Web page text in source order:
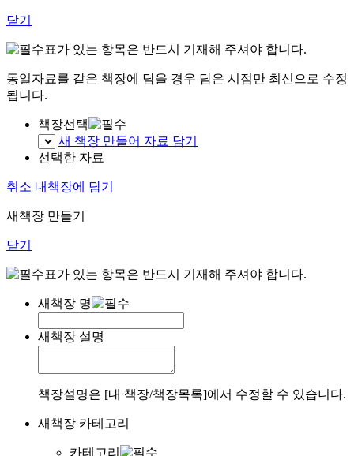
닫기
표가 있는 항목은 반드시 기재해 주셔야 합니다.
동일자료를 같은 책장에 담을 경우 담은 시점만 최신으로 수정
됩니다.
책장선택
새 책장 만들어 자료 담기
선택한 자료
취소 내책장에 담기
새책장 만들기
닫기
표가 있는 항목은 반드시 기재해 주셔야 합니다.
새책장 명
새책장 설명
책장설명은 [내 책장/책장목록]에서 수정할 수 있습니다.
새책장 카테고리
카테고리